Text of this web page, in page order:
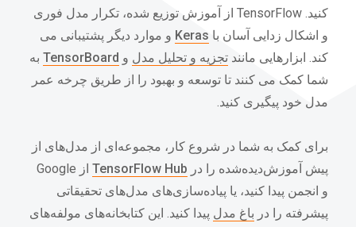
کنید. TensorFlow از آموزش توزیع شده، تکرار مدل فوری
و اشکال زدایی آسان با Keras و موارد دیگر پشتیبانی می
کند. ابزارهایی مانند تجزیه و تحلیل مدل و TensorBoard به
شما کمک می کنند تا توسعه و بهبود را از طریق چرخه عمر
مدل خود پیگیری کنید.
برای کمک به شما در شروع کار، مجموعه‌ای از مدل‌های از
پیش آموزش‌دیده‌شده را در TensorFlow Hub
از Google
و انجمن پیدا کنید، یا پیاده‌سازی‌های مدل‌های تحقیقاتی
پیشرفته را در باغ مدل پیدا کنید. این کتابخانه‌های مولفه‌های